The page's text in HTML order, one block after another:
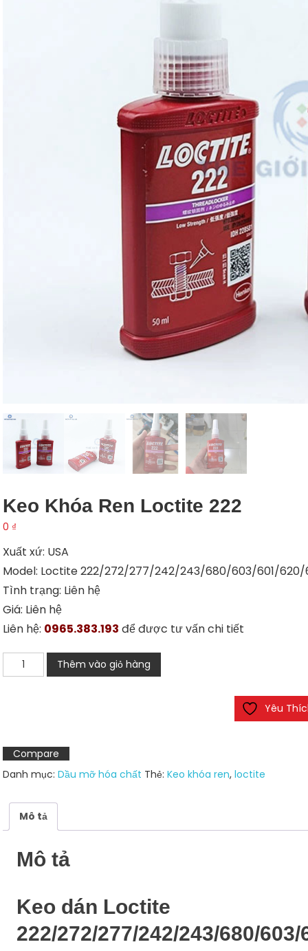
Keo Khóa Ren Loctite 222
0 ₫
Xuất xứ: USA
Model: Loctite 222/272/277/242/243/680/603/601/
Tình trạng: Liên hệ
Giá: Liên hệ
Liên hệ: 0965.383.193 để được tư vấn chi tiết
khóa
số
lượng
Thêm vào giỏ hàng
Yêu
Compare
Danh mục:Dầu mỡ hóa chất Thẻ:Keo khóa ren,loctite
Mô tả
Mô tả
Keo dán Loctite
222/272/277/242/243/680/